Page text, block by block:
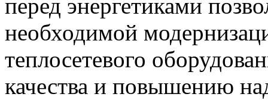
перед энергетиками
необходимой
теплосетевого
качества и повышению